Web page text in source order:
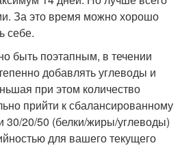
За это время можно хорошо
себе.
быть поэтапным, в течении
добавлять углеводы и
при этом количество
прийти к сбалансированному
30/20/50 (белки/жиры/углеводы)
для вашего текущего